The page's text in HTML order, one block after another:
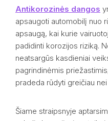
Antikorozinės dangos
apsaugoti automobilį nuo
apsaugą, kai kurie
padidinti korozijos riziką.
neatsargūs kasdieniai
pagrindinėmis
pradeda rūdyti greičiau
Šiame straipsnyje